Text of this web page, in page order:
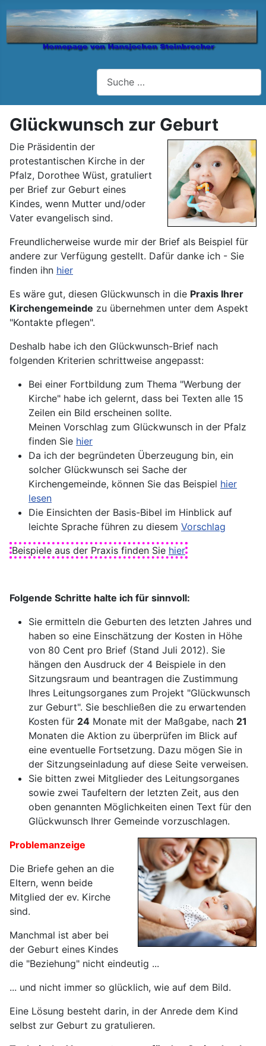
Suchen
Glückwunsch zur Geburt
Die Präsidentin der
protestantischen Kirche in der
Pfalz, Dorothee Wüst, gratuliert
per Brief zur Geburt eines
Kindes, wenn Mutter und/oder
Vater evangelisch sind.
Freundlicherweise wurde mir der Brief als Beispiel für
andere zur Verfügung gestellt. Dafür danke ich - Sie
finden ihn hier
Es wäre gut, diesen Glückwunsch in die Praxis Ihrer
Kirchengemeinde zu übernehmen unter dem Aspekt
"Kontakte pflegen".
Deshalb habe ich den Glückwunsch-Brief nach
folgenden Kriterien schrittweise angepasst:
Bei einer Fortbildung zum Thema "Werbung der
Kirche" habe ich gelernt, dass bei Texten alle 15
Zeilen ein Bild erscheinen sollte.
Meinen Vorschlag zum Glückwunsch in der Pfalz
finden Sie hier
Da ich der begründeten Überzeugung bin, ein
solcher Glückwunsch sei Sache der
Kirchengemeinde, können Sie das Beispiel hier
lesen
Die Einsichten der Basis-Bibel im Hinblick auf
leichte Sprache führen zu diesem Vorschlag
Beispiele aus der Praxis finden Sie hier
Folgende Schritte halte ich für sinnvoll:
Sie ermitteln die Geburten des letzten Jahres und
haben so eine Einschätzung der Kosten in Höhe
von 80 Cent pro Brief (Stand Juli 2012). Sie
hängen den Ausdruck der 4 Beispiele in den
Sitzungsraum und beantragen die Zustimmung
Ihres Leitungsorganes zum Projekt "Glückwunsch
zur Geburt". Sie beschließen die zu erwartenden
Kosten für 24 Monate mit der Maßgabe, nach 21
Monaten die Aktion zu überprüfen im Blick auf
eine eventuelle Fortsetzung. Dazu mögen Sie in
der Sitzungseinladung auf diese Seite verweisen.
Sie bitten zwei Mitglieder des Leitungsorganes
sowie zwei Taufeltern der letzten Zeit, aus den
oben genannten Möglichkeiten einen Text für den
Glückwunsch Ihrer Gemeinde vorzuschlagen.
Problemanzeige
Die Briefe gehen an die
Eltern, wenn beide
Mitglied der ev. Kirche
sind.
Manchmal ist aber bei
der Geburt eines Kindes
die "Beziehung" nicht eindeutig ...
... und nicht immer so glücklich, wie auf dem Bild.
Eine Lösung besteht darin, in der Anrede dem Kind
selbst zur Geburt zu gratulieren.